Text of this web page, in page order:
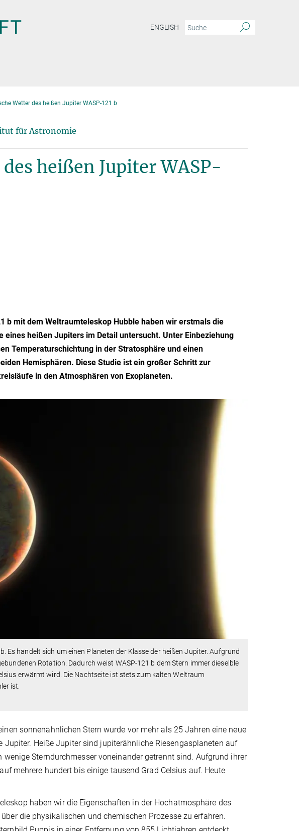
ENGLISH
Wetter des heißen Jupiter WASP-121 b
für Astronomie
heißen Jupiter WASP-
b mit dem Weltraumteleskop Hubble haben wir erstmals die
heißen Jupiters im Detail untersucht. Unter Einbeziehung
Temperaturschichtung in der Stratosphäre und einen
Hemisphären. Diese Studie ist ein großer Schritt zur
in den Atmosphären von Exoplaneten.
Es handelt sich um einen Planeten der Klasse der heißen Jupiter. Aufgrund
Rotation. Dadurch weist WASP-121 b dem Stern immer dieselble
erwärmt wird. Die Nachtseite ist stets zum kalten Weltraum
ist.
sonnenähnlichen Stern wurde vor mehr als 25 Jahren eine neue
Jupiter. Heiße Jupiter sind jupiterähnliche Riesengasplaneten auf
Sterndurchmesser voneinander getrennt sind. Aufgrund ihrer
mehrere hundert bis einige tausend Grad Celsius auf. Heute
haben wir die Eigenschaften in der Hochatmosphäre des
die physikalischen und chemischen Prozesse zu erfahren.